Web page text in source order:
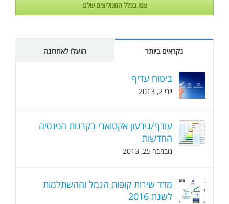
צפו בכלל הממליצים שלנו
נקראים ביותר הועלו לאחרונה
ביטוח עדיף
יוני 2, 2013
עודף/גירעון אקטוארי בקרנות הפנסיה
החדשות
נובמבר 25, 2013
מדד שירות קופות הגמל וההשתלמות
לשנת 2016